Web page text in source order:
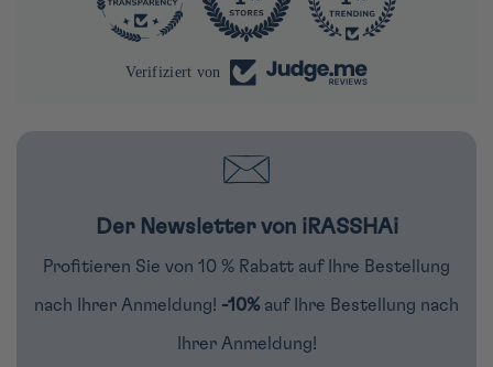
Verifiziert von
Der Newsletter von iRASSHAi
Profitieren Sie von 10 % Rabatt auf Ihre Bestellung
nach Ihrer Anmeldung! -10% auf Ihre Bestellung nach
Ihrer Anmeldung!